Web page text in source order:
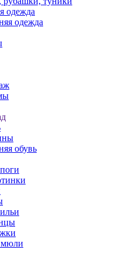
одежда
одежда
обувь
мюли